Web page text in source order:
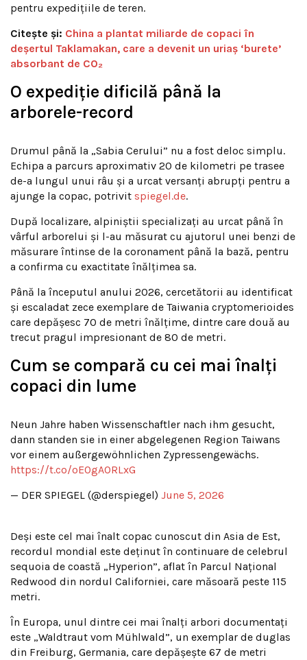
pentru expedițiile de teren.
Citește și: China a plantat miliarde de copaci în
deșertul Taklamakan, care a devenit un uriaș ‘burete’
absorbant de CO₂
O expediție dificilă până la
arborele-record
Drumul până la „Sabia Cerului” nu a fost deloc simplu.
Echipa a parcurs aproximativ 20 de kilometri pe trasee
de-a lungul unui râu și a urcat versanți abrupți pentru a
ajunge la copac, potrivit spiegel.de.
După localizare, alpiniștii specializați au urcat până în
vârful arborelui și l-au măsurat cu ajutorul unei benzi de
măsurare întinse de la coronament până la bază, pentru
a confirma cu exactitate înălțimea sa.
Până la începutul anului 2026, cercetătorii au identificat
și escaladat zece exemplare de Taiwania cryptomerioides
care depășesc 70 de metri înălțime, dintre care două au
trecut pragul impresionant de 80 de metri.
Cum se compară cu cei mai înalți
copaci din lume
Neun Jahre haben Wissenschaftler nach ihm gesucht,
dann standen sie in einer abgelegenen Region Taiwans
vor einem außergewöhnlichen Zypressengewächs.
https://t.co/oE0gAORLxG
— DER SPIEGEL (@derspiegel) June 5, 2026
Deși este cel mai înalt copac cunoscut din Asia de Est,
recordul mondial este deținut în continuare de celebrul
sequoia de coastă „Hyperion”, aflat în Parcul Național
Redwood din nordul Californiei, care măsoară peste 115
metri.
În Europa, unul dintre cei mai înalți arbori documentați
este „Waldtraut vom Mühlwald”, un exemplar de duglas
din Freiburg, Germania, care depășește 67 de metri